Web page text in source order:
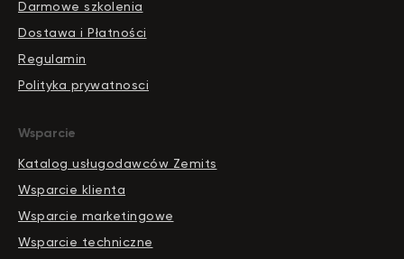
Darmowe szkolenia
Dostawa i Płatności
Regulamin
Polityka prywatnosci
Wsparcie
Katalog usługodawców Zemits
Wsparcie klienta
Wsparcie marketingowe
Wsparcie techniczne